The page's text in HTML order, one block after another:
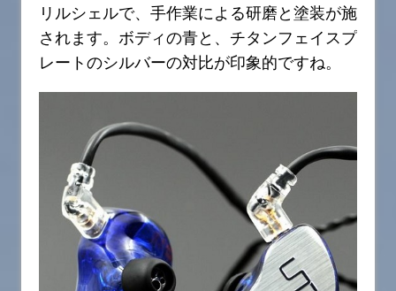
リルシェルで、手作業による研磨と塗装が施
されます。ボディの青と、チタンフェイスプ
レートのシルバーの対比が印象的ですね。